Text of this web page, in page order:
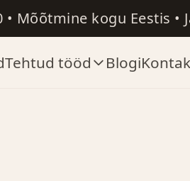
• Mõõtmine kogu Eestis
Tehtud tööd Blogi